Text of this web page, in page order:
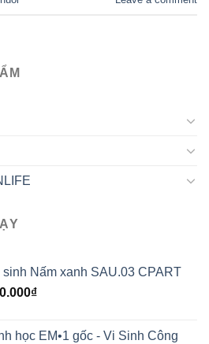
Nấm xanh SAU.03 CPART
₫
học EM•1 gốc - Vi Sinh Công